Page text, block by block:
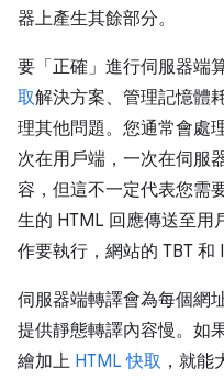
器上產生其餘部分。
要「正確」進行伺服器端
取解決方案、管理記憶體
理其他問題。您通常會處
次在用戶端，一次在伺服
容，但這不一定代表您需
生的 HTML 回應傳送至用
作要執行，網站的 TBT 和
伺服器端轉譯會為每個網
提供靜態轉譯內容慢。如
繪加上 HTML 快取 ，就